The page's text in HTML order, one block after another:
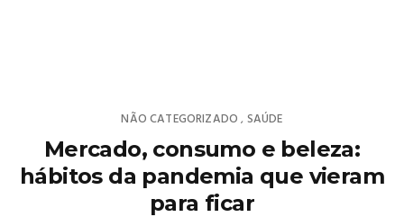
NÃO CATEGORIZADO , SAÚDE
Mercado, consumo e beleza:
hábitos da pandemia que vieram
para ficar